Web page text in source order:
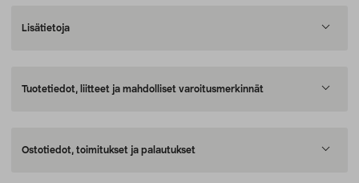
Lisätietoja
Tuotetiedot, liitteet ja mahdolliset varoitusmerkinnät
Ostotiedot, toimitukset ja palautukset